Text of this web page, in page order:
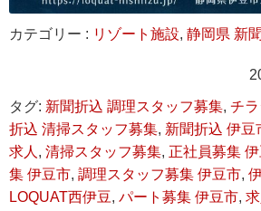
カテゴリー : リゾート施設, 静岡県 新
タグ: 新聞折込 調理スタッフ募集, チ
折込 清掃スタッフ募集, 新聞折込 伊豆
求人 , 清掃スタッフ募集, 正社員募集
集 伊豆市, 調理スタッフ募集 伊豆市,
LOQUAT西伊豆, パート募集 伊豆市,